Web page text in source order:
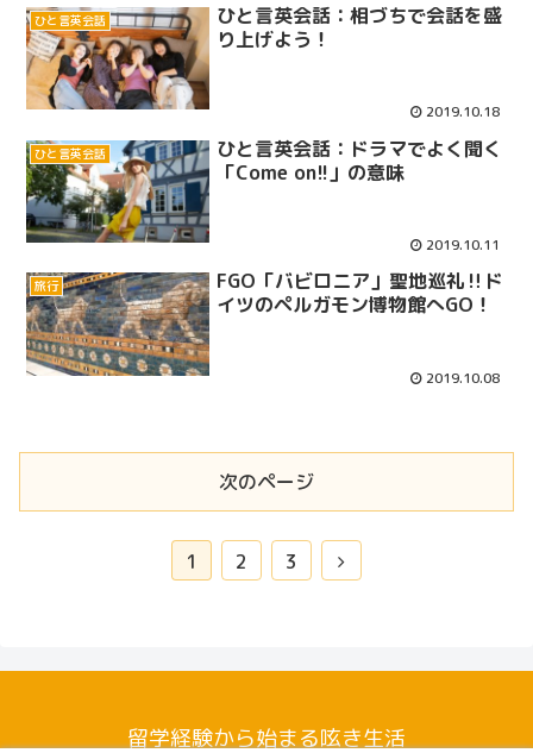
ひと言英会話
ひと言英会話：相づちで会話を盛
り上げよう！
2019.10.18
ひと言英会話
ひと言英会話：ドラマでよく聞く
「Come on!!」の意味
2019.10.11
旅行
FGO「バビロニア」聖地巡礼‼ド
イツのペルガモン博物館へGO！
2019.10.08
次のページ
1 2 3
次
留学経験から始まる呟き生活